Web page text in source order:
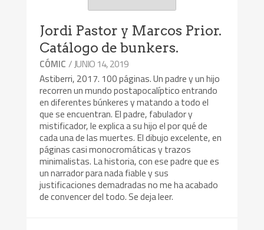
Jordi Pastor y Marcos Prior.
Catálogo de bunkers.
CÓMIC / JUNIO 14, 2019
Astiberri, 2017. 100 páginas. Un padre y un hijo
recorren un mundo postapocalíptico entrando
en diferentes búnkeres y matando a todo el
que se encuentran. El padre, fabulador y
mistificador, le explica a su hijo el por qué de
cada una de las muertes. El dibujo excelente, en
páginas casi monocromáticas y trazos
minimalistas. La historia, con ese padre que es
un narrador para nada fiable y sus
justificaciones demadradas no me ha acabado
de convencer del todo. Se deja leer.